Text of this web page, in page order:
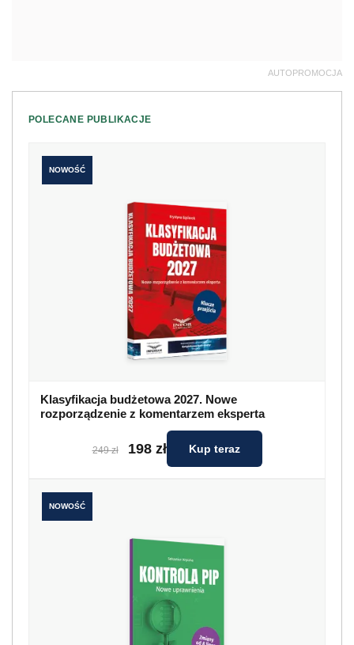
AUTOPROMOCJA
POLECANE PUBLIKACJE
NOWOŚĆ
Klasyfikacja budżetowa 2027. Nowe
rozporządzenie z komentarzem eksperta
249 zł 198 zł Kup teraz
NOWOŚĆ